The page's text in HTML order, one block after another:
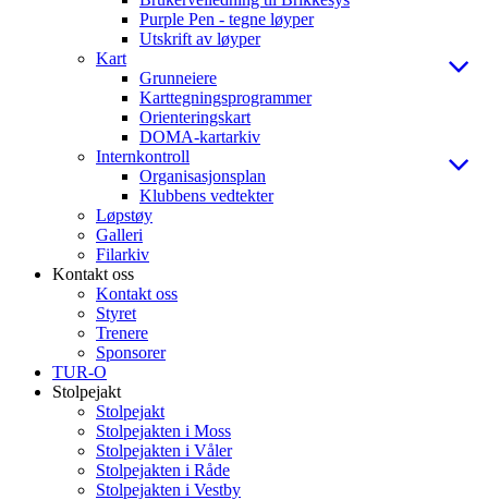
Purple Pen - tegne løyper
Utskrift av løyper
Kart
Grunneiere
Karttegningsprogrammer
Orienteringskart
DOMA-kartarkiv
Internkontroll
Organisasjonsplan
Klubbens vedtekter
Løpstøy
Galleri
Filarkiv
Kontakt oss
Kontakt oss
Styret
Trenere
Sponsorer
TUR-O
Stolpejakt
Stolpejakt
Stolpejakten i Moss
Stolpejakten i Våler
Stolpejakten i Råde
Stolpejakten i Vestby